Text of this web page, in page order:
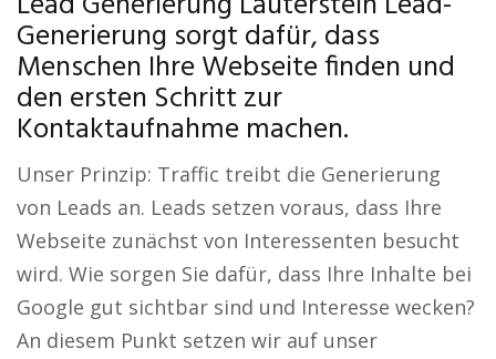
Generierung sorgt dafür, dass
Menschen Ihre Webseite finden und
den ersten Schritt zur
Kontaktaufnahme machen.
Unser Prinzip: Traffic treibt die Generierung
von Leads an. Leads setzen voraus, dass Ihre
Webseite zunächst von Interessenten besucht
wird. Wie sorgen Sie dafür, dass Ihre Inhalte bei
Google gut sichtbar sind und Interesse wecken?
An diesem Punkt setzen wir auf unser